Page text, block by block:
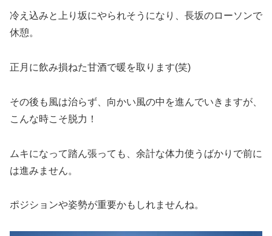
冷え込みと上り坂にやられそうになり、長坂のローソンで
休憩。
正月に飲み損ねた甘酒で暖を取ります(笑)
その後も風は治らず、向かい風の中を進んでいきますが、
こんな時こそ脱力！
ムキになって踏ん張っても、余計な体力使うばかりで前に
は進みません。
ポジションや姿勢が重要かもしれませんね。